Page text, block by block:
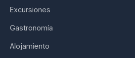
Excursiones
Gastronomía
Alojamiento